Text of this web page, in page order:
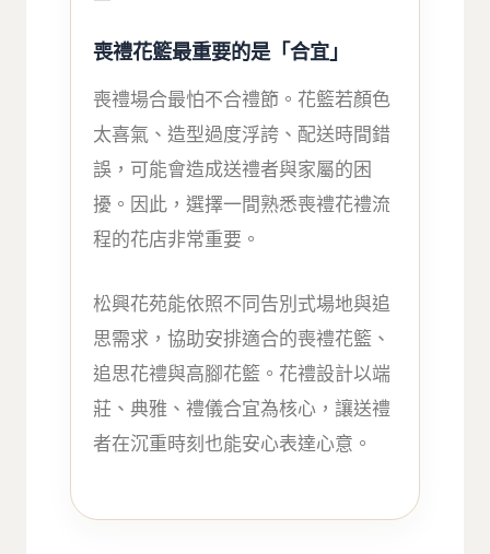
喪禮花籃最重要的是「合宜」
喪禮場合最怕不合禮節。花籃若顏色
太喜氣、造型過度浮誇、配送時間錯
誤，可能會造成送禮者與家屬的困
擾。因此，選擇一間熟悉喪禮花禮流
程的花店非常重要。
松興花苑能依照不同告別式場地與追
思需求，協助安排適合的喪禮花籃、
追思花禮與高腳花籃。花禮設計以端
莊、典雅、禮儀合宜為核心，讓送禮
者在沉重時刻也能安心表達心意。